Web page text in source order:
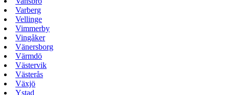
Varberg
Vellinge
Vimmerby
Vingåker
Vänersborg
Värmdö
Västervik
Västerås
Växjö
Ystad